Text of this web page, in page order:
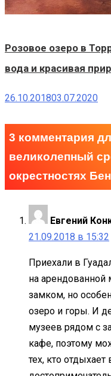
Розовое озеро в
вода и красивая
26.10.201803.07.2020
3 комментария
великолепный
окрестностях
Евгений
21.09.2018 в 15:32
Приехали в
на
замком, но
озеро и горы. И
музеев рядом с
кафе, поэтому
тех, кто